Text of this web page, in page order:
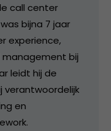
call center
bijna 7 jaar
experience,
bij
leidt hij de
verantwoordelijk
en